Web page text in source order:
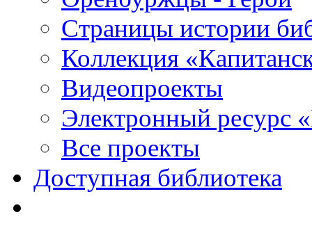
Страницы истории
Коллекция
Видеопроекты
Электронный ресурс
Все проекты
Доступная библиотека